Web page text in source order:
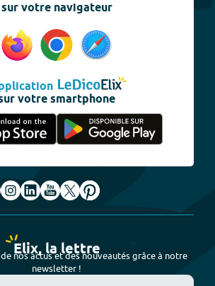
sur votre navigateur
votre smartphone
Elix, la lettre
nos actus et des nouveautés grâce à notre
newsletter !